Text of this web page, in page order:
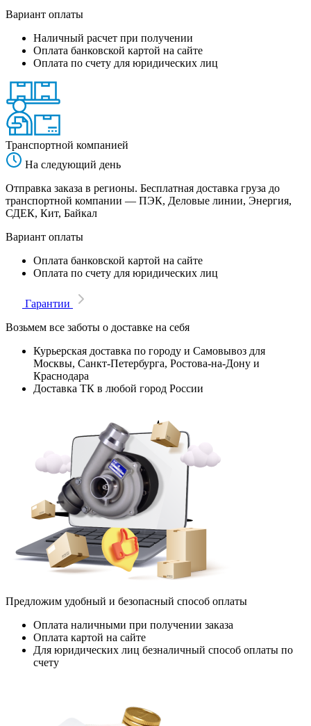
Вариант оплаты
Наличный расчет при получении
Оплата банковской картой на сайте
Оплата по счету для юридических лиц
Транспортной компанией
На следующий день
Отправка заказа в регионы. Бесплатная доставка груза до
транспортной компании — ПЭК, Деловые линии, Энергия,
СДЕК, Кит, Байкал
Вариант оплаты
Оплата банковской картой на сайте
Оплата по счету для юридических лиц
Гарантии
Возьмем все заботы о доставке на себя
Курьерская доставка по городу и Самовывоз для
Москвы, Санкт-Петербурга, Ростова-на-Дону и
Краснодара
Доставка ТК в любой город России
Предложим удобный и безопасный способ оплаты
Оплата наличными при получении заказа
Оплата картой на сайте
Для юридических лиц безналичный способ оплаты по
счету